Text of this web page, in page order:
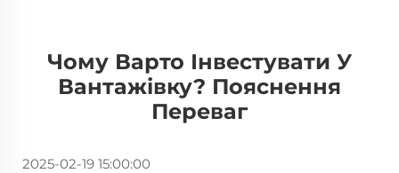
Чому Варто Інвестувати У
Вантажівку? Пояснення
Переваг
2025-02-19 15:00:00